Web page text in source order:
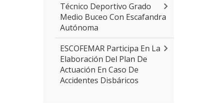
Técnico Deportivo Grado
Medio Buceo Con Escafandra
Autónoma
ESCOFEMAR Participa En La
Elaboración Del Plan De
Actuación En Caso De
Accidentes Disbáricos